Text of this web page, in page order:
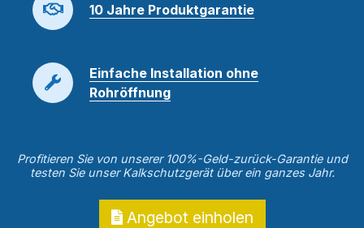
10 Jahre Produktgarantie
Einfache Installation ohne
Rohröffnung
Profitieren Sie von unserer 100%-Geld-zurück-Garantie und
testen Sie unser Kalkschutzgerät über ein ganzes Jahr.
Angebot einholen